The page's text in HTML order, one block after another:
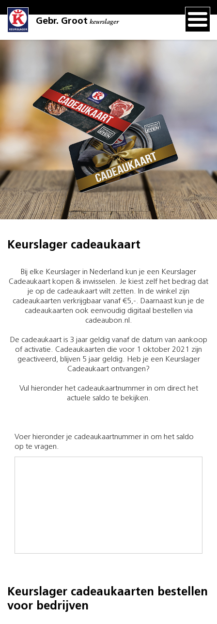
Gebr. Groot keurslager
Keurslager cadeaukaart
Bij elke Keurslager in Nederland kun je een Keurslager
Cadeaukaart kopen & inwisselen. Je kiest zelf het bedrag dat
je op de cadeaukaart wilt zetten. In de winkel zijn
cadeaukaarten verkrijgbaar vanaf €5,-. Daarnaast kun je de
cadeaukaarten ook eenvoudig digitaal bestellen via
cadeaubon.nl.
De cadeaukaart is 3 jaar geldig vanaf de datum van aankoop
of activatie. Cadeaukaarten die voor 1 oktober 2021 zijn
geactiveerd, blijven 5 jaar geldig. Heb je een Keurslager
Cadeaukaart ontvangen?
Vul hieronder het cadeaukaartnummer in om direct het
actuele saldo te bekijken.
Voer hieronder je cadeaukaartnummer in om het saldo
op te vragen.
Keurslager cadeaukaarten bestellen
voor bedrijven